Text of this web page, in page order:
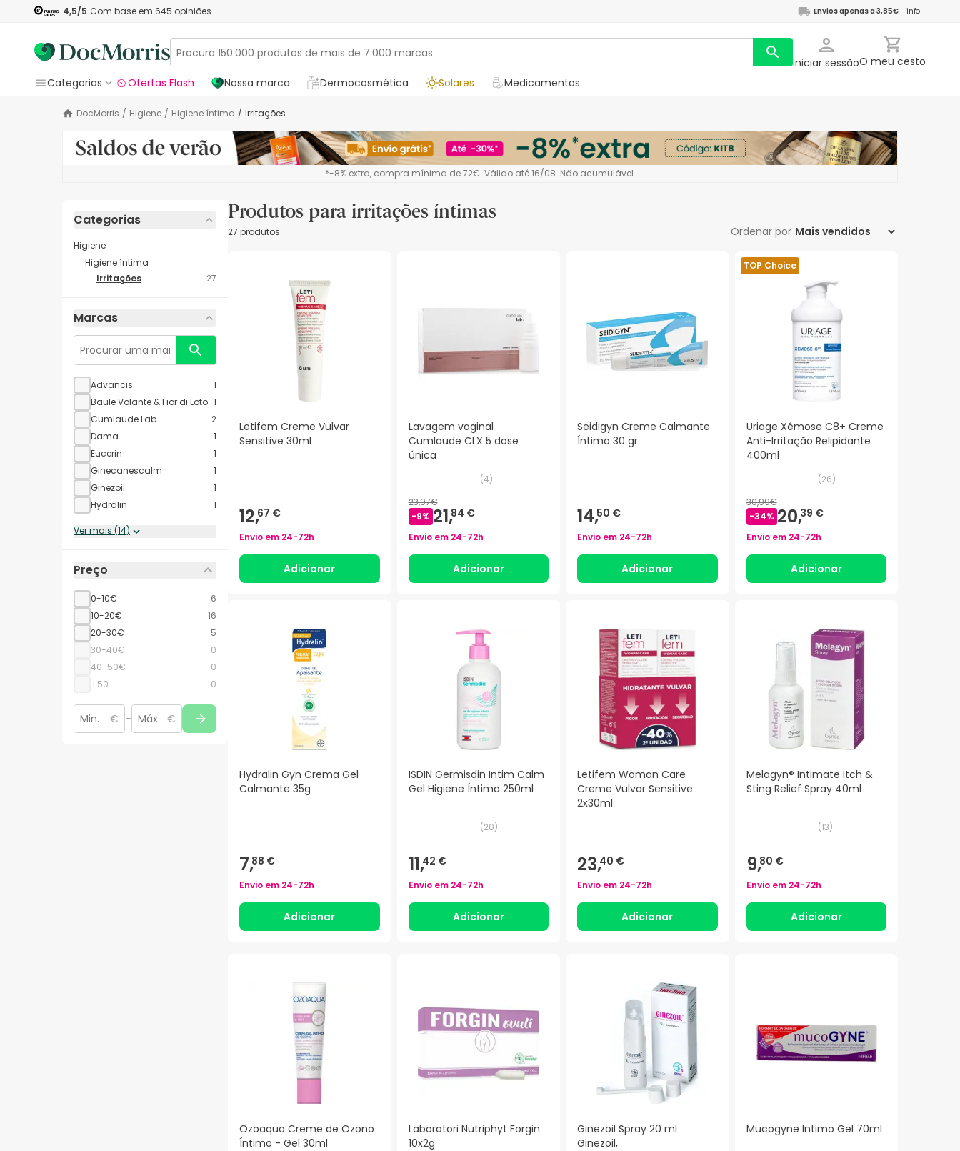
4,5/5 Com base em 645 opiniões Envios apenas a 3,85€ +info
Iniciar sessãoO meu cesto
Categorias
Ofertas Flash Nossa marca Dermocosmética Solares Medicamentos
DocMorris / Higiene / Higiene íntima / Irritações
*-8% extra, compra mínima de 72€. Válido até 16/08. Não acumulável.
Categorias
Higiene
Higiene íntima
Irritações
27
Marcas
Advancis
1
Baule Volante & Fior di Loto 1
Cumlaude Lab
2
Dama
1
Eucerin
1
Ginecanescalm
1
Ginezoil
1
Hydralin
1
Ver mais (14)
Preço
0-10€
6
10-20€
16
20-30€
5
30-40€
0
40-50€
0
+50
0
€ – €
Produtos para irritações íntimas
27 produtos Ordenar por
Letifem Creme Vulvar
Sensitive 30ml
12,67 €
Envio em 24-72h
Adicionar
Lavagem vaginal
Cumlaude CLX 5 dose
única
(4)
23,97€
-9% 21,84 €
Envio em 24-72h
Adicionar
Seidigyn Creme Calmante
Íntimo 30 gr
14,50 €
Envio em 24-72h
Adicionar
TOP Choice
Uriage Xémose C8+ Creme
Anti-Irritação Relipidante
400ml
(26)
30,99€
-34% 20,39 €
Envio em 24-72h
Adicionar
Hydralin Gyn Crema Gel
Calmante 35g
7,88 €
Envio em 24-72h
Adicionar
ISDIN Germisdin Intim Calm
Gel Higiene Íntima 250ml
(20)
11,42 €
Envio em 24-72h
Adicionar
Letifem Woman Care
Creme Vulvar Sensitive
2x30ml
23,40 €
Envio em 24-72h
Adicionar
Melagyn® Intimate Itch &
Sting Relief Spray 40ml
(13)
9,80 €
Envio em 24-72h
Adicionar
Ozoaqua Creme de Ozono
Íntimo - Gel 30ml
Laboratori Nutriphyt Forgin
10x2g
Ginezoil Spray 20 ml
Ginezoil,
Mucogyne Intimo Gel 70ml